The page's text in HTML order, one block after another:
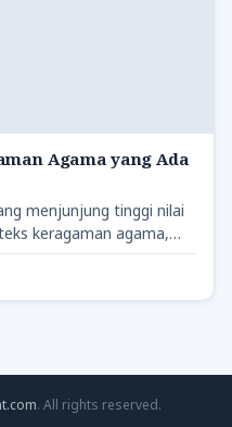
Agama yang Ada
menjunjung tinggi nilai
keragaman agama,
. All rights reserved.